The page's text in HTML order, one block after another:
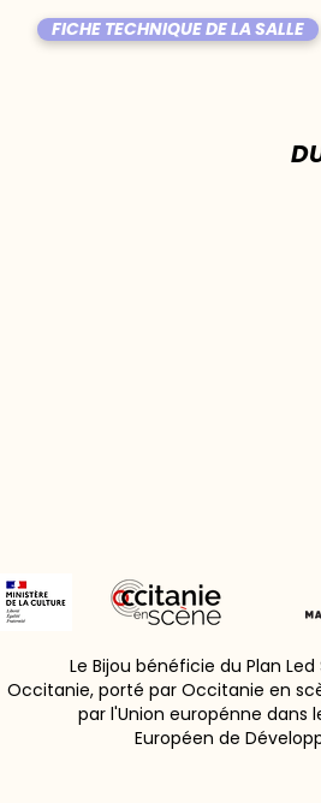
FICHE TECHNIQUE DE LA SALLE
Le Bijou bénéficie du Plan
Occitanie, porté par Occitanie en
par l'Union europénne dans
Européen de